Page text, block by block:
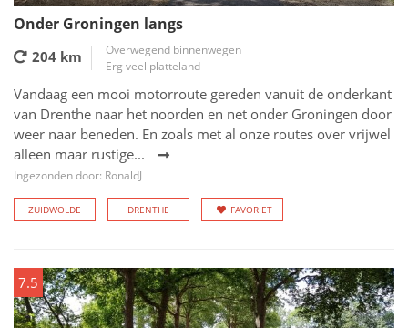
Onder Groningen langs
204 km
Overwegend binnenwegen
Erg veel platteland
Vandaag een mooi motorroute gereden vanuit de onderkant
van Drenthe naar het noorden en net onder Groningen door
weer naar beneden. En zoals met al onze routes over vrijwel
alleen maar rustige...
Ingezonden door: RonaldJ
ZUIDWOLDE DRENTHE FAVORIET
7.5